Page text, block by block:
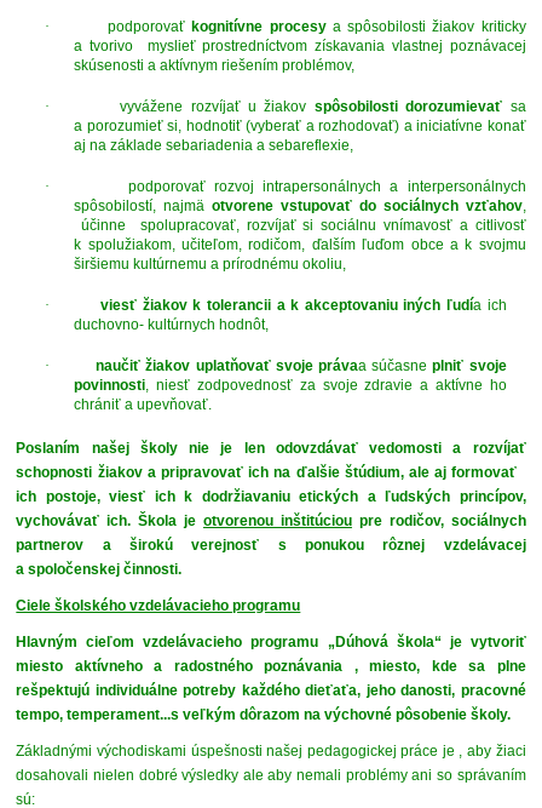
· podporovať kognitívne procesya spôsobilosti žiakov kriticky
a tvorivo myslieť prostredníctvom získavania vlastnej poznávacej
skúsenosti a aktívnym riešením problémov,
·vyvážene rozvíjať u žiakov spôsobilosti dorozumievať sa
a porozumieť si, hodnotiť (vyberať a rozhodovať) a iniciatívne konať
aj na základe sebariadenia a sebareflexie,
· podporovať rozvoj intrapersonálnych a interpersonálnych
spôsobilostí, najmäotvorene vstupovať do sociálnych vzťahov,
účinne spolupracovať, rozvíjať si sociálnu vnímavosť a citlivosť
k spolužiakom, učiteľom, rodičom, ďalším ľuďom obce a k svojmu
širšiemu kultúrnemu a prírodnému okoliu,
· viesť žiakov k tolerancii a k akceptovaniu iných ľudía ich
duchovno- kultúrnych hodnôt,
·naučiť žiakov uplatňovať svoje právaa súčasneplniť svoje
povinnosti, niesť zodpovednosť za svoje zdravie a aktívne ho
chrániť a upevňovať.
Poslaním našej školy nie je len odovzdávať vedomosti a rozvíjať
schopnosti žiakov a pripravovať ich na ďalšie štúdium, ale aj formovať
ich postoje, viesť ich k dodržiavaniu etických a ľudských princípov,
vychovávať ich. Škola je otvorenou inštitúcioupre rodičov, sociálnych
partnerov a širokú verejnosť s ponukou rôznej vzdelávacej
a spoločenskej činnosti.
Ciele školského vzdelávacieho programu
Hlavným cieľom vzdelávacieho programu „Dúhová škola“ je vytvoriť
miesto aktívneho a radostného poznávania , miesto, kde sa plne
rešpektujú individuálne potreby každého dieťaťa, jeho danosti, pracovné
tempo, temperament...s veľkým dôrazom na výchovné pôsobenie školy.
Základnými východiskami úspešnosti našej pedagogickej práce je , aby žiaci
dosahovali nielen dobré výsledky ale aby nemali problémy ani so správaním
sú: